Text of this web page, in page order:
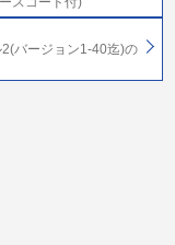
バージョン1-40迄)の